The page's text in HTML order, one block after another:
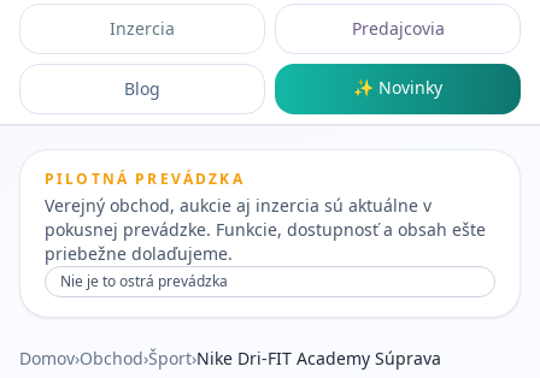
Inzercia Predajcovia
Blog ✨ Novinky
PILOTNÁ PREVÁDZKA
Verejný obchod, aukcie aj inzercia sú aktuálne v
pokusnej prevádzke. Funkcie, dostupnosť a obsah ešte
priebežne dolaďujeme.
Nie je to ostrá prevádzka
Domov›Obchod›Šport›Nike Dri-FIT Academy Súprava